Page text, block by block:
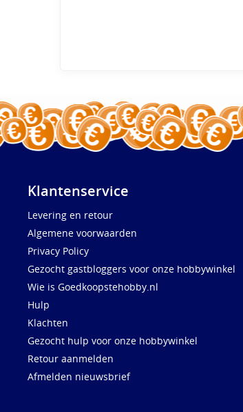
Klantenservice
Levering en retour
Algemene voorwaarden
Privacy Policy
Gezocht gastbloggers voor onze hobbywinkel
Wie is Goedkoopstehobby.nl
Hulp
Klachten
Gezocht hulp voor onze hobbywinkel
Retour aanmelden
Afmelden nieuwsbrief